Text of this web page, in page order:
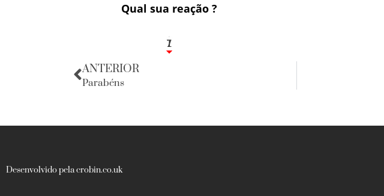
Qual sua reação ?
1
7
ANTERIOR
Parabéns
Desenvolvido pela crobin.co.uk